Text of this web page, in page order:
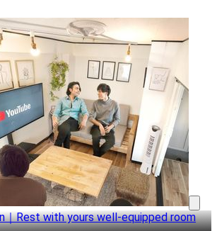
｜Rest with yours well-equipped room